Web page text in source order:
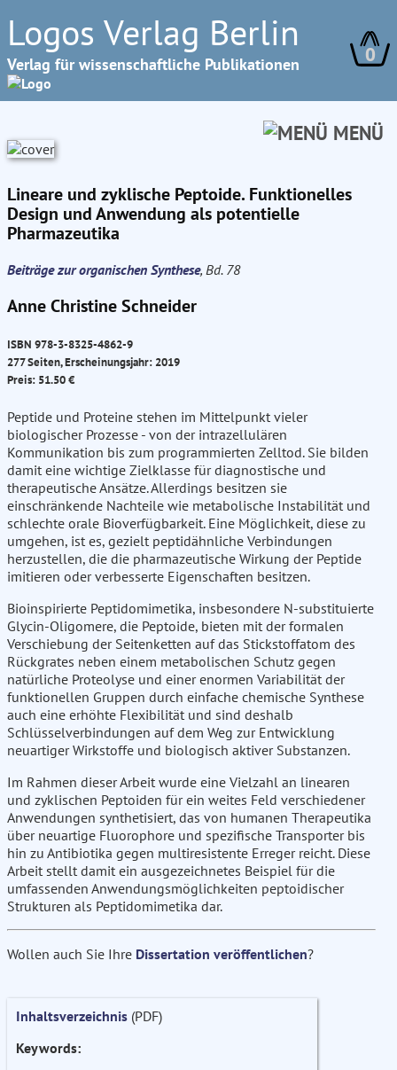
Logos Verlag Berlin
Verlag für wissenschaftliche Publikationen 0
MENÜ
Lineare und zyklische Peptoide. Funktionelles
Design und Anwendung als potentielle
Pharmazeutika
Beiträge zur organischen Synthese, Bd. 78
Anne Christine Schneider
ISBN 978-3-8325-4862-9
277 Seiten, Erscheinungsjahr: 2019
Preis: 51.50 €
Peptide und Proteine stehen im Mittelpunkt vieler
biologischer Prozesse - von der intrazellulären
Kommunikation bis zum programmierten Zelltod. Sie bilden
damit eine wichtige Zielklasse für diagnostische und
therapeutische Ansätze. Allerdings besitzen sie
einschränkende Nachteile wie metabolische Instabilität und
schlechte orale Bioverfügbarkeit. Eine Möglichkeit, diese zu
umgehen, ist es, gezielt peptidähnliche Verbindungen
herzustellen, die die pharmazeutische Wirkung der Peptide
imitieren oder verbesserte Eigenschaften besitzen.
Bioinspirierte Peptidomimetika, insbesondere N-substituierte
Glycin-Oligomere, die Peptoide, bieten mit der formalen
Verschiebung der Seitenketten auf das Stickstoffatom des
Rückgrates neben einem metabolischen Schutz gegen
natürliche Proteolyse und einer enormen Variabilität der
funktionellen Gruppen durch einfache chemische Synthese
auch eine erhöhte Flexibilität und sind deshalb
Schlüsselverbindungen auf dem Weg zur Entwicklung
neuartiger Wirkstoffe und biologisch aktiver Substanzen.
Im Rahmen dieser Arbeit wurde eine Vielzahl an linearen
und zyklischen Peptoiden für ein weites Feld verschiedener
Anwendungen synthetisiert, das von humanen Therapeutika
über neuartige Fluorophore und spezifische Transporter bis
hin zu Antibiotika gegen multiresistente Erreger reicht. Diese
Arbeit stellt damit ein ausgezeichnetes Beispiel für die
umfassenden Anwendungsmöglichkeiten peptoidischer
Strukturen als Peptidomimetika dar.
Wollen auch Sie Ihre Dissertation veröffentlichen?
Inhaltsverzeichnis (PDF)
Keywords: